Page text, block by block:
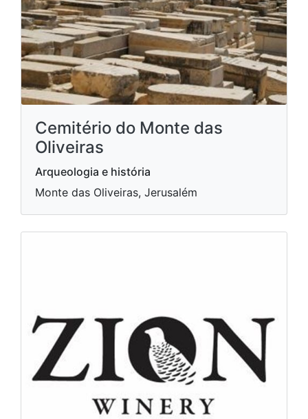
Cemitério do Monte das
Oliveiras
Arqueologia e história
Monte das Oliveiras, Jerusalém